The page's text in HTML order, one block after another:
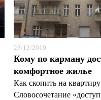
23/12/2019
Кому по карману
комфортное жилье
Как скопить на квартиру
Словосочетание